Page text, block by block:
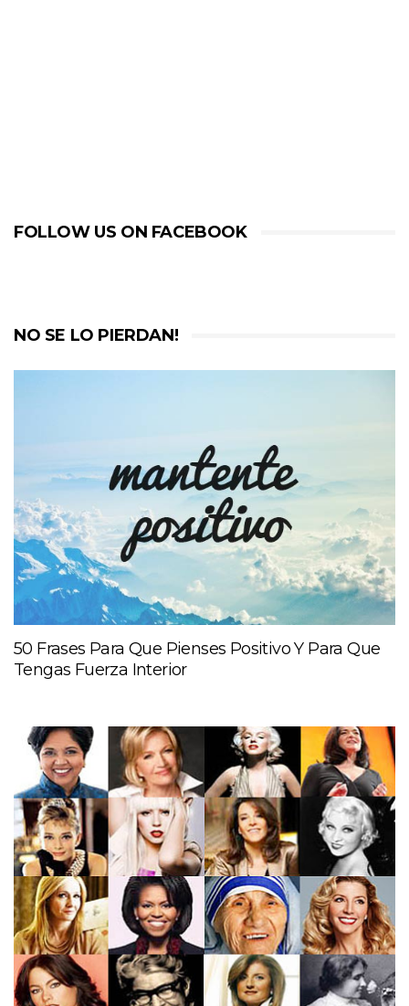
FOLLOW US ON FACEBOOK
NO SE LO PIERDAN!
50 Frases Para Que Pienses Positivo Y Para Que
Tengas Fuerza Interior